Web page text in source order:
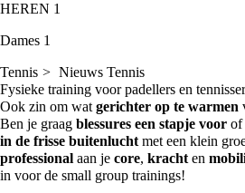
HEREN 1
Dames 1
Tennis
Nieuws Tennis
Fysieke training voor padellers en
Ook zin om wat gerichter op te warmen
Ben je graag blessures een stapje voor of
in de frisse buitenlucht met een klein
professional aan je core, kracht en
in voor de small group trainings!